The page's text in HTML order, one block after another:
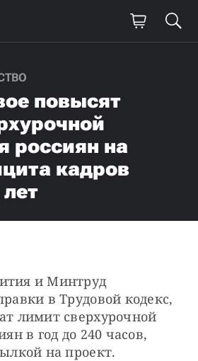
повысят
россиян на
кадров
и Минтруд
в Трудовой кодекс,
лимит сверхурочной
на проект.